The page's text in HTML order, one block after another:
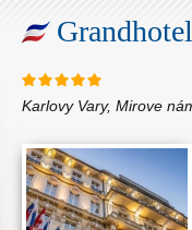
Karlovy Vary, Mirove